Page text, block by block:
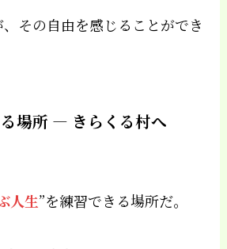
その自由を感じることができ
場所 ― きらくる村へ
人生”を練習できる場所だ。